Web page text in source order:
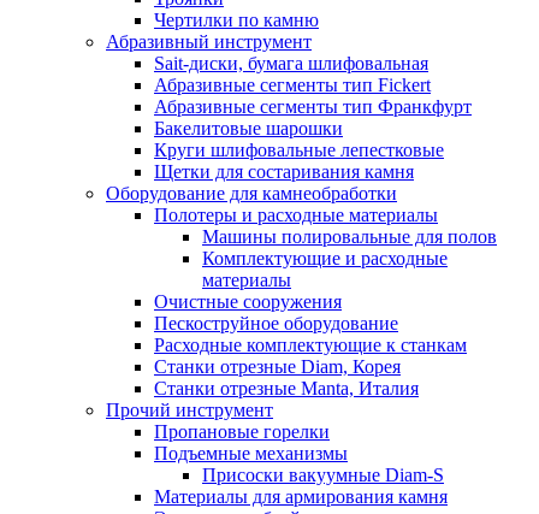
Чертилки по камню
Абразивный инструмент
Sait-диски, бумага шлифовальная
Абразивные сегменты тип Fickert
Абразивные сегменты тип Франкфурт
Бакелитовые шарошки
Круги шлифовальные лепестковые
Щетки для состаривания камня
Оборудование для камнеобработки
Полотеры и расходные материалы
Машины полировальные для полов
Комплектующие и расходные
материалы
Очистные сооружения
Пескоструйное оборудование
Расходные комплектующие к станкам
Станки отрезные Diam, Корея
Станки отрезные Manta, Италия
Прочий инструмент
Пропановые горелки
Подъeмные механизмы
Присоски вакуумные Diam-S
Материалы для армирования камня